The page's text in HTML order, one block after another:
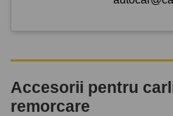
Accesorii pentru
remorcare